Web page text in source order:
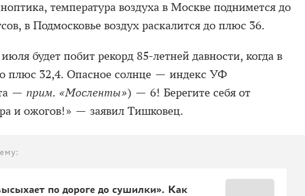
температура воздуха в Москве поднимется до
в Подмосковье воздух раскалится до плюс 36.
будет побит рекорд 85-летней давности, когда в
плюс 32,4. Опасное солнце — индекс УФ
— прим. «Мосленты») — 6! Берегите себя от
и ожогов!» — заявил Тишковец.
по дороге до сушилки». Как